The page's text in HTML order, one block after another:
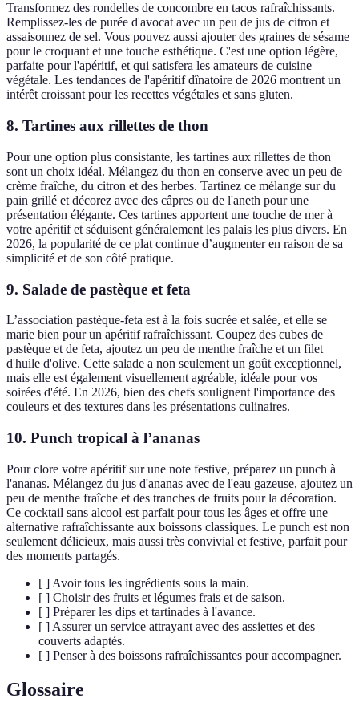
Transformez des rondelles de concombre en tacos rafraîchissants.
Remplissez-les de purée d'avocat avec un peu de jus de citron et
assaisonnez de sel. Vous pouvez aussi ajouter des graines de sésame
pour le croquant et une touche esthétique. C'est une option légère,
parfaite pour l'apéritif, et qui satisfera les amateurs de cuisine
végétale. Les tendances de l'apéritif dînatoire de 2026 montrent un
intérêt croissant pour les recettes végétales et sans gluten.
8. Tartines aux rillettes de thon
Pour une option plus consistante, les tartines aux rillettes de thon
sont un choix idéal. Mélangez du thon en conserve avec un peu de
crème fraîche, du citron et des herbes. Tartinez ce mélange sur du
pain grillé et décorez avec des câpres ou de l'aneth pour une
présentation élégante. Ces tartines apportent une touche de mer à
votre apéritif et séduisent généralement les palais les plus divers. En
2026, la popularité de ce plat continue d’augmenter en raison de sa
simplicité et de son côté pratique.
9. Salade de pastèque et feta
L’association pastèque-feta est à la fois sucrée et salée, et elle se
marie bien pour un apéritif rafraîchissant. Coupez des cubes de
pastèque et de feta, ajoutez un peu de menthe fraîche et un filet
d'huile d'olive. Cette salade a non seulement un goût exceptionnel,
mais elle est également visuellement agréable, idéale pour vos
soirées d'été. En 2026, bien des chefs soulignent l'importance des
couleurs et des textures dans les présentations culinaires.
10. Punch tropical à l’ananas
Pour clore votre apéritif sur une note festive, préparez un punch à
l'ananas. Mélangez du jus d'ananas avec de l'eau gazeuse, ajoutez un
peu de menthe fraîche et des tranches de fruits pour la décoration.
Ce cocktail sans alcool est parfait pour tous les âges et offre une
alternative rafraîchissante aux boissons classiques. Le punch est non
seulement délicieux, mais aussi très convivial et festive, parfait pour
des moments partagés.
[ ] Avoir tous les ingrédients sous la main.
[ ] Choisir des fruits et légumes frais et de saison.
[ ] Préparer les dips et tartinades à l'avance.
[ ] Assurer un service attrayant avec des assiettes et des
couverts adaptés.
[ ] Penser à des boissons rafraîchissantes pour accompagner.
Glossaire